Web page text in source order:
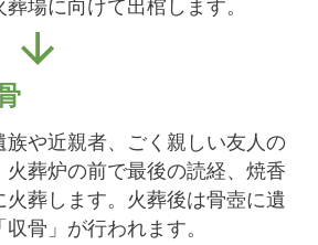
場に向けて出棺します。
族や近親者、ごく親しい友人の
火葬炉の前で最後の読経、焼香
火葬します。火葬後は骨壺に遺
骨」が行われます。